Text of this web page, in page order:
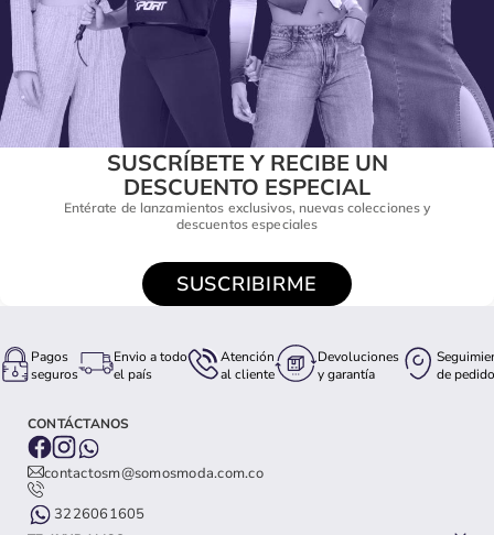
SUSCRÍBETE Y RECIBE UN
DESCUENTO ESPECIAL
Entérate de lanzamientos exclusivos, nuevas colecciones y
descuentos especiales
SUSCRIBIRME
Pagos
seguros
Envio a todo
el país
Atención
al cliente
Devoluciones
y garantía
de pedido
CONTÁCTANOS
contactosm@somosmoda.com.co
3226061605